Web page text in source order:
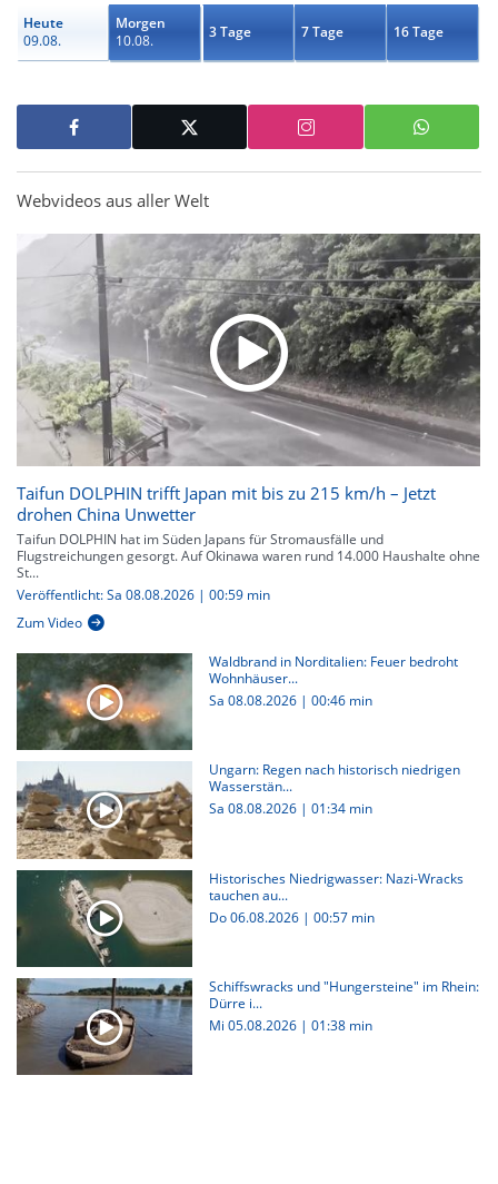
Heute
09.08.
Morgen
10.08.
3 Tage 7 Tage 16 Tage
Webvideos aus aller Welt
Taifun DOLPHIN trifft Japan mit bis zu 215 km/h – Jetzt
drohen China Unwetter
Taifun DOLPHIN hat im Süden Japans für Stromausfälle und
Flugstreichungen gesorgt. Auf Okinawa waren rund 14.000 Haushalte ohne
St...
Veröffentlicht: Sa 08.08.2026 | 00:59 min
Zum Video
Waldbrand in Norditalien: Feuer bedroht
Wohnhäuser...
Sa 08.08.2026 | 00:46 min
Ungarn: Regen nach historisch niedrigen
Wasserstän...
Sa 08.08.2026 | 01:34 min
Historisches Niedrigwasser: Nazi-Wracks
tauchen au...
Do 06.08.2026 | 00:57 min
Schiffswracks und "Hungersteine" im Rhein:
Dürre i...
Mi 05.08.2026 | 01:38 min